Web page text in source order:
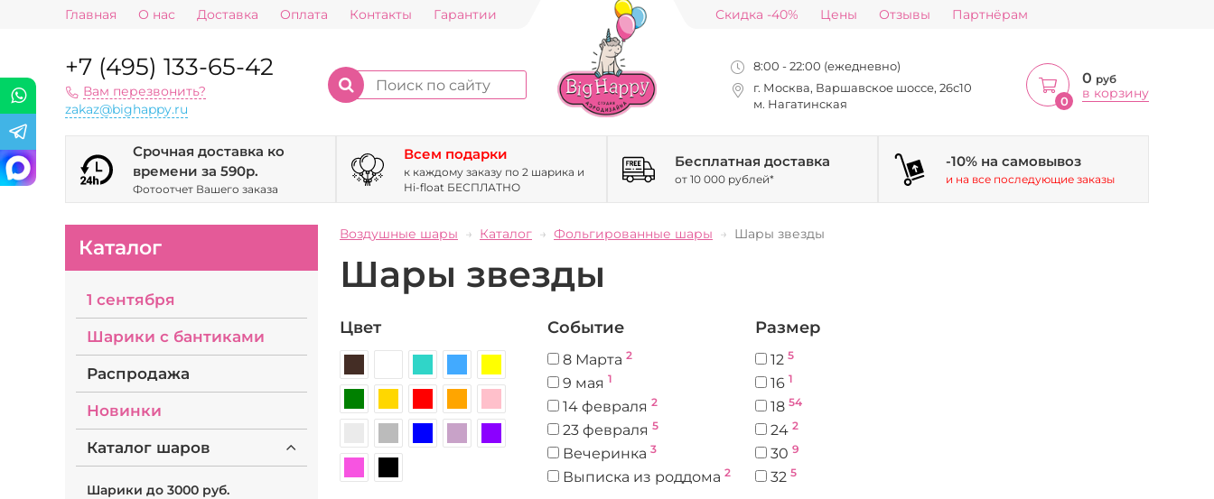
Главная О нас Доставка Оплата Контакты Гарантии Скидка -40% Цены Отзывы Партнёрам
+7 (495) 133-65-42
Вам перезвонить?
zakaz@bighappy.ru
8:00 - 22:00 (ежедневно)
г. Москва, Варшавское шоссе, 26с10
м. Нагатинская
0
0 руб
в корзину
Срочная доставка ко
времени за 590р.
Фотоотчет Вашего заказа
Всем подарки
к каждому заказу по 2 шарика и
Hi-float БЕСПЛАТНО
Бесплатная доставка
от 10 000 рублей*
-10% на самовывоз
и на все последующие заказы
Каталог
1 сентября
Шарики с бантиками
Распродажа
Новинки
Каталог шаров
Шарики до 3000 руб.
Воздушные шары Каталог Фольгированные шары Шары звезды
Шары звезды
Цвет Событие
8 Марта 2
9 мая 1
14 февраля 2
23 февраля 5
Вечеринка 3
Выписка из роддома 2
Размер
12 5
16 1
18 54
24 2
30 9
32 5